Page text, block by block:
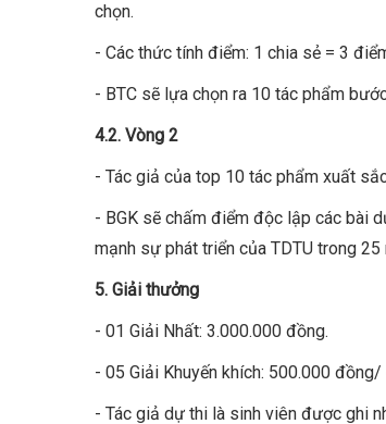
chọn.
- Các thức tính điểm: 1 chia sẻ = 3
- BTC sẽ lựa chọn ra 10 tác phẩm
4.2. Vòng 2
- Tác giả của top 10 tác phẩm xuất
- BGK sẽ chấm điểm độc lập các bài
mạnh sự phát triển của TDTU trong 25
5. Giải thưởng
- 01 Giải Nhất: 3.000.000 đồng.
- 05 Giải Khuyến khích: 500.000 đồng/
- Tác giả dự thi là sinh viên được ghi